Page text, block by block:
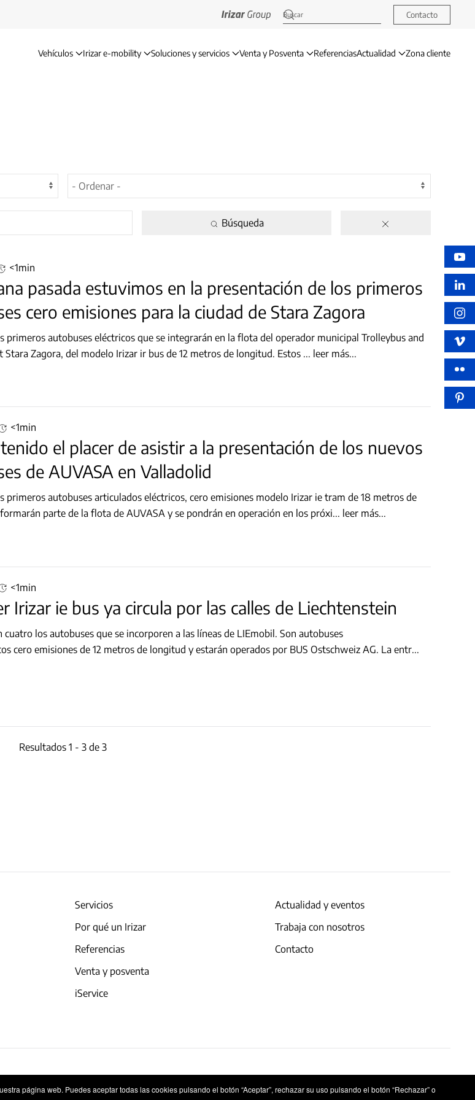
página web. Puedes aceptar todas las cookies pulsando el botón “Aceptar”, rechazar su uso pulsando el botón “Rechazar” o
Contacto
Vehículos Irizar e-mobility Soluciones y servicios Venta y Posventa ReferenciasActualidad Zona cliente
Búsqueda
<1min
pasada estuvimos en la presentación de los primeros
cero emisiones para la ciudad de Stara Zagora
primeros autobuses eléctricos que se integrarán en la flota del operador municipal Trolleybus and
Stara Zagora, del modelo Irizar ir bus de 12 metros de longitud. Estos ... leer más...
<1min
el placer de asistir a la presentación de los nuevos
de AUVASA en Valladolid
primeros autobuses articulados eléctricos, cero emisiones modelo Irizar ie tram de 18 metros de
parte de la flota de AUVASA y se pondrán en operación en los próxi... leer más...
<1min
Irizar ie bus ya circula por las calles de Liechtenstein
cuatro los autobuses que se incorporen a las líneas de LIEmobil. Son autobuses
cero emisiones de 12 metros de longitud y estarán operados por BUS Ostschweiz AG. La entr...
Resultados 1 - 3 de 3
Servicios
Por qué un Irizar
Referencias
Venta y posventa
iService
Actualidad y eventos
Trabaja con nosotros
Contacto